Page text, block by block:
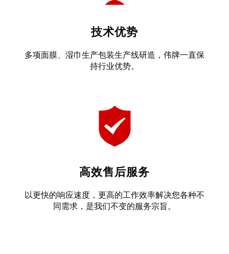
技术优势
多项面膜、湿巾生产包装生产线研造，伟牌一直保
持行业优势。
高效售后服务
以更快的响应速度，更高的工作效率解决您各种不
同需求，是我们不变的服务宗旨。